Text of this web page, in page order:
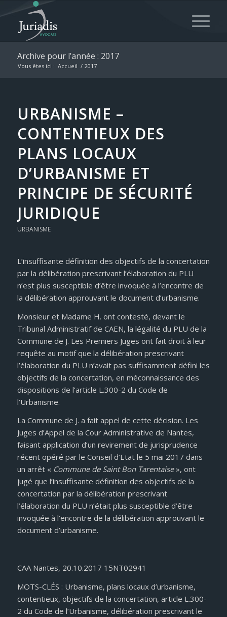
Archive pour l’année : 2017
Vous êtes ici : Accueil / 2017
URBANISME –
CONTENTIEUX DES
PLANS LOCAUX
D’URBANISME ET
PRINCIPE DE SÉCURITÉ
JURIDIQUE
URBANISME
L’insuffisante définition des objectifs de la concertation
par la délibération prescrivant l’élaboration du PLU
n’est plus susceptible d’être invoquée à l’encontre de
la délibération approuvant le document d’urbanisme.
Monsieur et Madame H. ont contesté, devant le
Tribunal Administratif de CAEN, la légalité du PLU de la
Commune de J. Les Premiers Juges ont fait droit à leur
requête au motif que la délibération prescrivant
l’élaboration du PLU n’avait pas suffisamment défini les
objectifs de la concertation, en méconnaissance des
dispositions de l’article L.300-2 du Code de
l’Urbanisme.
La Commune de J. a fait appel de cette décision. Les
Juges d’Appel de la Cour Administrative de Nantes,
faisant application d’un revirement de jurisprudence
récent opéré par le Conseil d’Etat le 5 mai 2017 dans
un arrêt « Commune de Saint Bon Tarentaise», ont
jugé que l’insuffisante définition des objectifs de la
concertation par la délibération prescrivant
l’élaboration du PLU n’était plus susceptible d’être
invoquée à l’encontre de la délibération approuvant le
document d’urbanisme.
CAA Nantes, 20.10.2017 15NT02941
MOTS-CLÉS : Urbanisme, plans locaux d’urbanisme,
contentieux, objectifs de la concertation, article L.300-
2 du Code de l’Urbanisme, délibération prescrivant le